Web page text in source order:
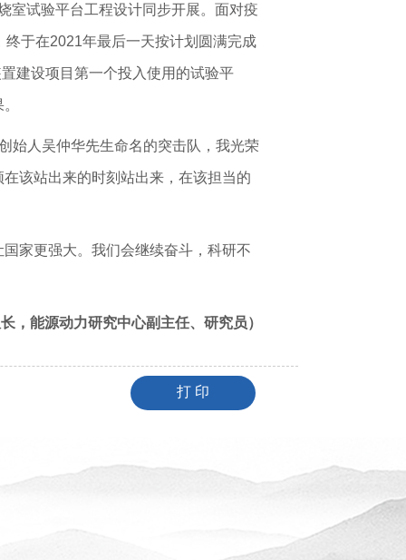
室试验平台工程设计同步开展。面对疫
于在2021年最后一天按计划圆满完成
建设项目第一个投入使用的试验平
始人吴仲华先生命名的突击队，我光荣
该站出来的时刻站出来，在该担当的
家更强大。我们会继续奋斗，科研不
，能源动力研究中心副主任、研究员）
打 印